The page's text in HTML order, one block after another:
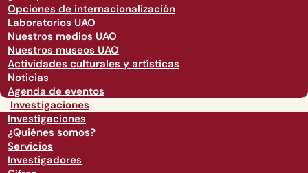
Opciones de internacionalización
Laboratorios UAO
Nuestros medios UAO
Nuestros museos UAO
Actividades culturales y artísticas
Noticias
Agenda de eventos
Investigaciones
Investigaciones
¿Quiénes somos?
Servicios
Investigadores